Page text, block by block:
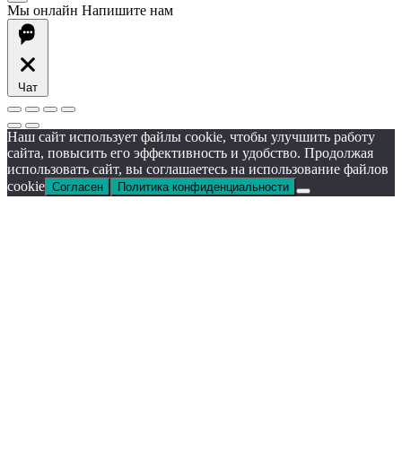
Мы онлайн Напишите нам
Чат
Наш сайт использует файлы cookie, чтобы улучшить работу
сайта, повысить его эффективность и удобство. Продолжая
использовать сайт, вы соглашаетесь на использование файлов
cookie Согласен Политика конфиденциальности